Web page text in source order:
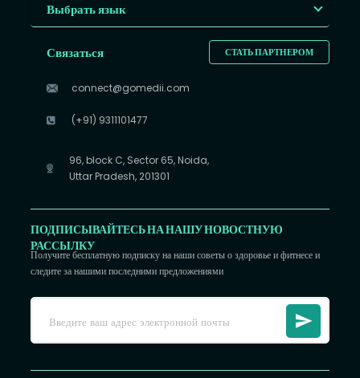
Выбрать язык
СТАТЬ ПАРТНЕРОМ
Связаться
connect@gomedii.com
(+91) 9311101477
96, block C, Sector 65, Noida,
Uttar Pradesh, 201301
ПОДПИСЫВАЙТЕСЬ НА НАШУ НОВОСТНУЮ
РАССЫЛКУ
Получите бесплатную подписку на наши советы о здоровье и фитнесе и
следите за нашими последними предложениями